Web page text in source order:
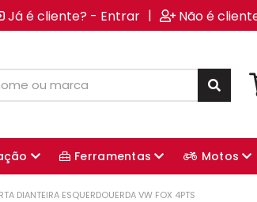
Já é cliente? - Entrar | Não é
Ferramentas Motos
DIANTEIRA ESQUERDOUERDA VW FOX 4PTS